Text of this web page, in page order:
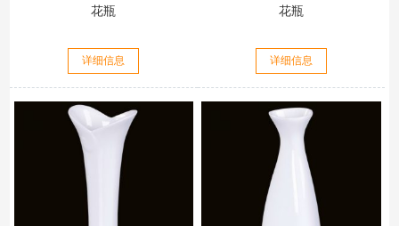
花瓶
详细信息
花瓶
详细信息